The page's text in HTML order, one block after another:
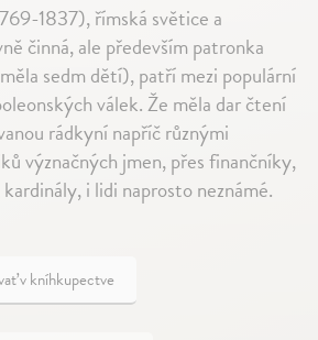
1837), římská světice a
činná, ale především patronka
sedm dětí), patří mezi populární
válek. Že měla dar čtení
rádkyní napříč různými
význačných jmen, přes finančníky,
i lidi naprosto neznámé.
v kníhkupectve